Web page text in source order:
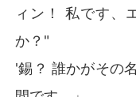
ィン！ 私です、
か？"
'錫？ 誰かがその